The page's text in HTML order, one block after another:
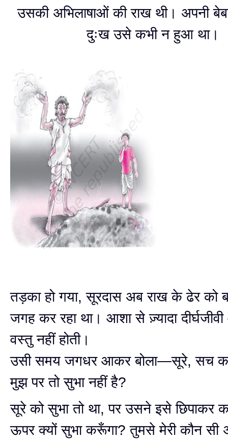
उसकी अभिलाषाओं की राख थी। अपनी
दुःख उसे कभी न हुआ था।
तड़का हो गया, सूरदास अब राख के ढेर को
जगह कर रहा था। आशा से ज़्यादा
वस्तु नहीं होती।
उसी समय जगधर आकर बोला—सूरे, सच
मुझ पर तो सुभा नहीं है?
सूरे को सुभा तो था, पर उसने इसे छिपाकर
ऊपर क्यों सुभा करूँगा? तुमसे मेरी कौन सी